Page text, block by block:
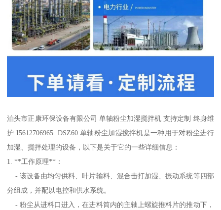
泊头市正康环保设备有限公司 单轴粉尘加湿搅拌机 支持定制 终身维
护 I5612706965 DSZ60 单轴粉尘加湿搅拌机是一种用于对粉尘进行
加湿、搅拌处理的设备，以下是关于它的一些详细信息：
1. **工作原理**：
- 该设备由均匀供料、叶片输料、混合击打加湿、振动系统等四部
分组成，并配以电控和供水系统。
- 粉尘从进料口进入，在进料筒内的主轴上螺旋推料片的推动下，